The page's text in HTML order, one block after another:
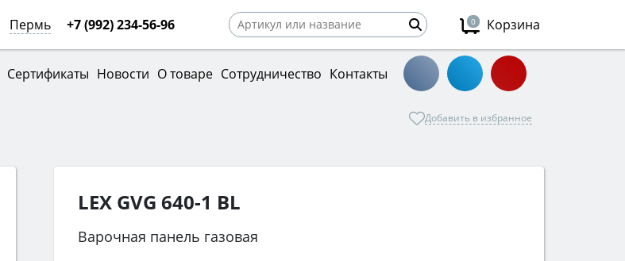
Пермь +7 (992) 234-56-96 0 Корзина
Сертификаты Новости О товаре Сотрудничество Контакты
Добавить в избранное
LEX GVG 640-1 BL
Варочная панель газовая